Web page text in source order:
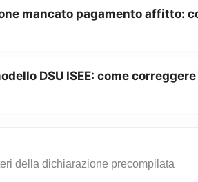
mancato pagamento affitto:
DSU ISEE: come
della dichiarazione precompilata